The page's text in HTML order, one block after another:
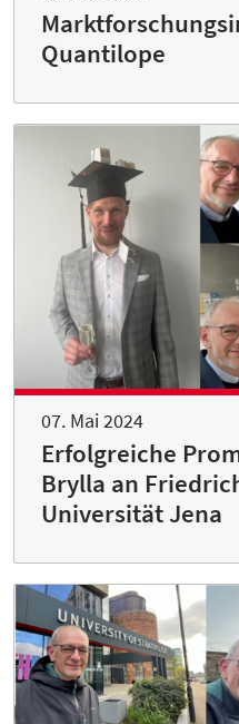
Quantilope
07. Mai 2024
Erfolgreiche
Brylla an
Universität Jena